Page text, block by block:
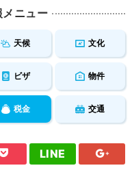
ニュー
天候 文化
ビザ 物件
税金 交通
LINE